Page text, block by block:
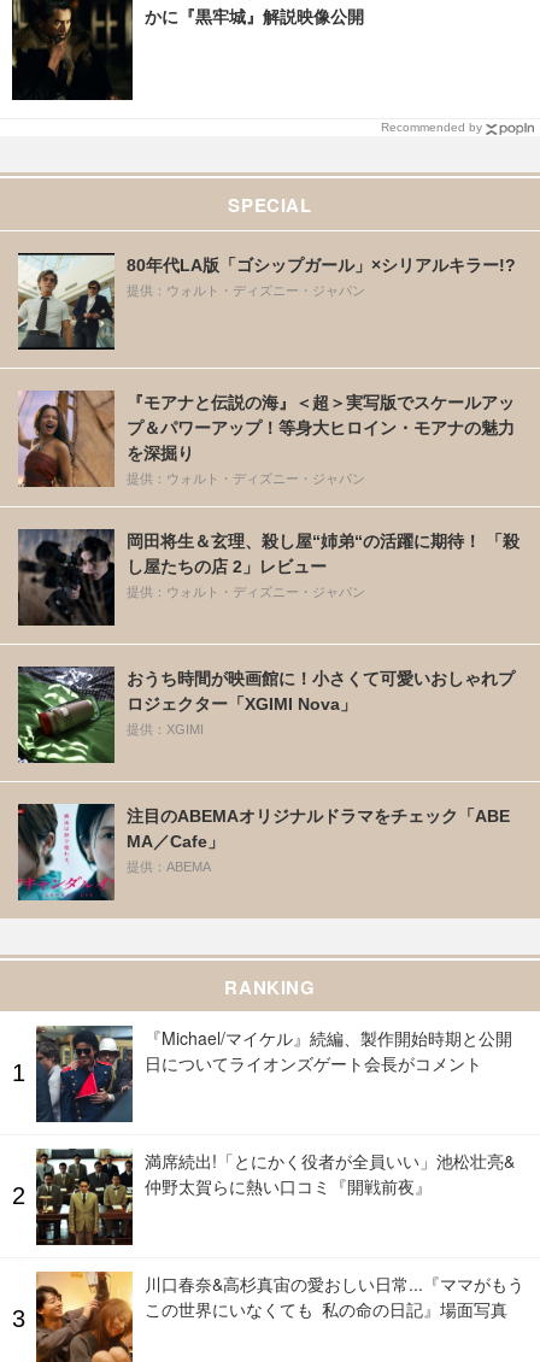
かに『黒牢城』解説映像公開
Recommended by
SPECIAL
80年代LA版「ゴシップガール」×シリアルキラー!?
提供：ウォルト・ディズニー・ジャパン
『モアナと伝説の海』＜超＞実写版でスケールアッ
プ＆パワーアップ！等身大ヒロイン・モアナの魅力
を深掘り
提供：ウォルト・ディズニー・ジャパン
岡田将生＆玄理、殺し屋“姉弟“の活躍に期待！ 「殺
し屋たちの店 2」レビュー
提供：ウォルト・ディズニー・ジャパン
おうち時間が映画館に！小さくて可愛いおしゃれプ
ロジェクター「XGIMI Nova」
提供：XGIMI
注目のABEMAオリジナルドラマをチェック「ABE
MA／Cafe」
提供：ABEMA
RANKING
『Michael/マイケル』続編、製作開始時期と公開
日についてライオンズゲート会長がコメント
満席続出!「とにかく役者が全員いい」池松壮亮&
仲野太賀らに熱い口コミ『開戦前夜』
川口春奈&高杉真宙の愛おしい日常...『ママがもう
この世界にいなくても 私の命の日記』場面写真